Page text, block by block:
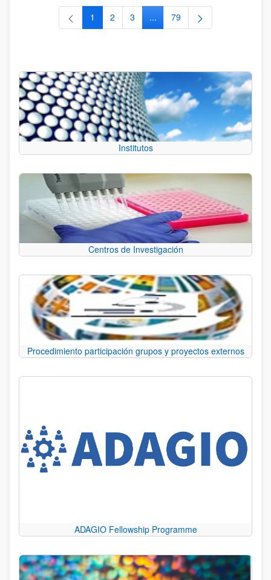
Página
1 Página
2 Página
3 ...Páginas intermedias Use TAB
Página
79
Institutos
Centros de Investigación
Procedimiento participación grupos y proyectos externos
ADAGIO Fellowship Programme